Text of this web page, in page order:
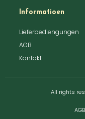
Informatioen
Lieferbediengungen
AGB
Kontakt
All rights
AGB